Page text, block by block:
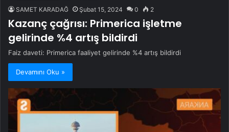
SAMET KARADAĞ Şubat 15, 2024 0 2
Kazanç çağrısı: Primerica işletme
gelirinde %4 artış bildirdi
Faiz daveti: Primerica faaliyet gelirinde %4 artış bildirdi
Devamını Oku »